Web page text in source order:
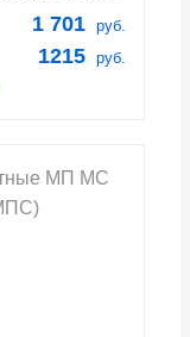
1 701 руб.
1215 руб.